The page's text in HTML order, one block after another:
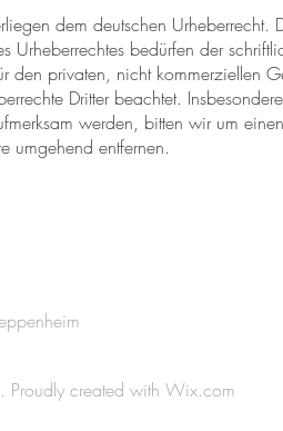
dem deutschen Urheberrecht.
bedürfen der
den privaten, nicht kommerziellen
Dritter beachtet.
werden, bitten wir um
umgehend entfernen.
created with Wix.com